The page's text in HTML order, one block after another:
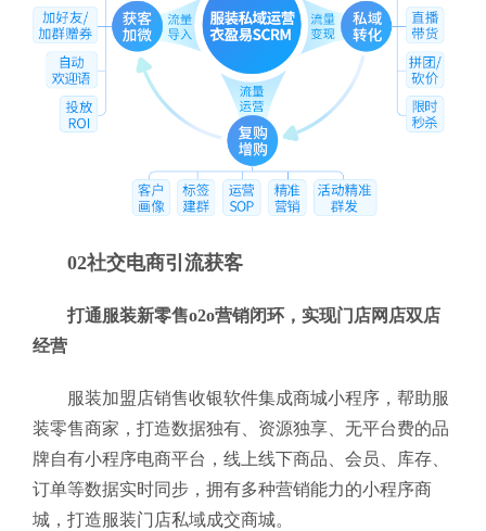
02社交电商引流获客
打通服装新零售o2o营销闭环，实现门店网店双店
经营
服装加盟店销售收银软件集成商城小程序，帮助服
装零售商家，打造数据独有、资源独享、无平台费的品
牌自有小程序电商平台，线上线下商品、会员、库存、
订单等数据实时同步，拥有多种营销能力的小程序商
城，打造服装门店私域成交商城。